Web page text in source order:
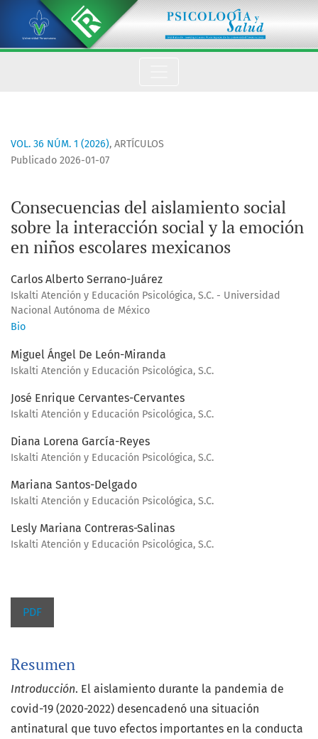
Consecuencias del aislamiento social sobre la interacción
VOL. 36 NÚM. 1 (2026), ARTÍCULOS
Consecuencias del aislamiento social
sobre la interacción social y la emoción
en niños escolares mexicanos
Publicado 2026-01-07
Carlos Alberto Serrano-Juárez
Iskalti Atención y Educación Psicológica, S.C. - Universidad
Nacional Autónoma de México
Bio
Miguel Ángel De León-Miranda
Iskalti Atención y Educación Psicológica, S.C.
José Enrique Cervantes-Cervantes
Iskalti Atención y Educación Psicológica, S.C.
Diana Lorena García-Reyes
Iskalti Atención y Educación Psicológica, S.C.
Mariana Santos-Delgado
Iskalti Atención y Educación Psicológica, S.C.
Lesly Mariana Contreras-Salinas
Iskalti Atención y Educación Psicológica, S.C.
PDF
Resumen
Introducción. El aislamiento durante la pandemia de
covid-19 (2020-2022) desencadenó una situación
antinatural que tuvo efectos importantes en la conducta